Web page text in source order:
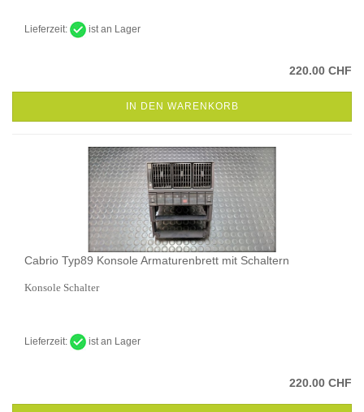
Lieferzeit: ist an Lager
220.00 CHF
IN DEN WARENKORB
Cabrio Typ89 Konsole Armaturenbrett mit Schaltern
Konsole Schalter
Lieferzeit: ist an Lager
220.00 CHF